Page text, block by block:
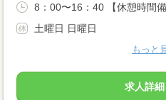
8：00〜16：40 【休憩時間
土曜日 日曜日
もっと
求人詳